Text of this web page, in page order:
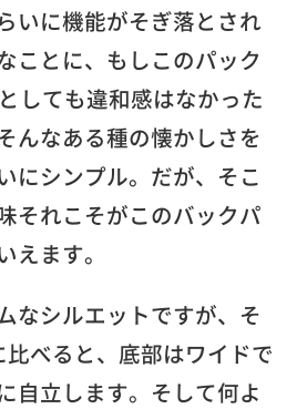
いに機能がそぎ落とされ
ことに、もしこのパック
しても違和感はなかった
んなある種の懐かしさを
にシンプル。だが、そこ
それこそがこのバックパ
えます。
なシルエットですが、そ
べると、底部はワイドで
自立します。そして何よ